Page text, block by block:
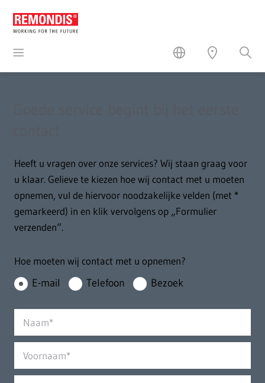
Heeft u vragen over onze services? Wij staan graag voor
u klaar. Gelieve te kiezen hoe wij contact met u moeten
opnemen, vul de hiervoor noodzakelijke velden (met *
gemarkeerd) in en klik vervolgens op „Formulier
verzenden“.
Hoe moeten wij contact met u opnemen?
E-mail Telefoon Bezoek